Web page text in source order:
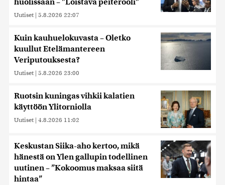
huolissaan – ”Loistava peiterooli”
Uutiset | 5.8.2026 22:07
Kuin kauhuelokuvasta – Oletko
kuullut Etelämantereen
Veriputouksesta?
Uutiset | 5.8.2026 23:00
Ruotsin kuningas vihkii kalatien
käyttöön Ylitorniolla
Uutiset | 4.8.2026 11:02
Keskustan Siika-aho kertoo, mikä
hänestä on Ylen gallupin todellinen
uutinen – ”Kokoomus maksaa siitä
hintaa”